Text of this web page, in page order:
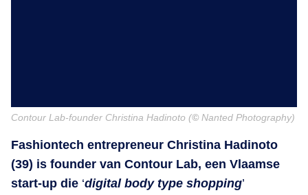
Contour Lab-founder Christina Hadinoto (© Nanted Photography)
Fashiontech entrepreneur Christina Hadinoto
(39) is founder van Contour Lab, een Vlaamse
start-up die ‘digital body type shopping’